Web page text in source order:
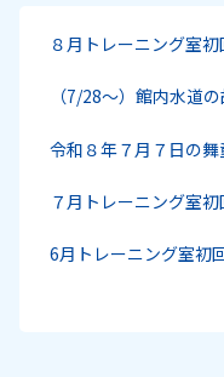
８月トレーニング室
（7/28～）館内水道
令和８年７月７日の
７月トレーニング室
6月トレーニング室初